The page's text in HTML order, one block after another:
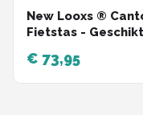
New Looxs ®
Fietstas -
Ook voor
Afneembare
Zwart
€ 73,95